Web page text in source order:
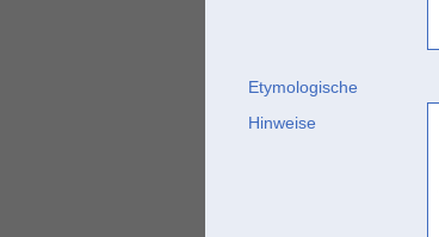
Etymologische
Hinweise